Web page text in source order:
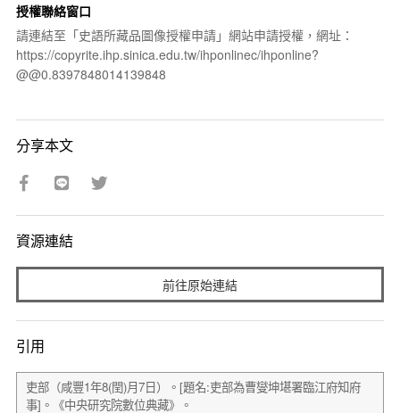
授權聯絡窗口
請連結至「史語所藏品圖像授權申請」網站申請授權，網址：
https://copyrite.ihp.sinica.edu.tw/ihponlinec/ihponline?
@@0.8397848014139848
分享本文
資源連結
前往原始連結
引用